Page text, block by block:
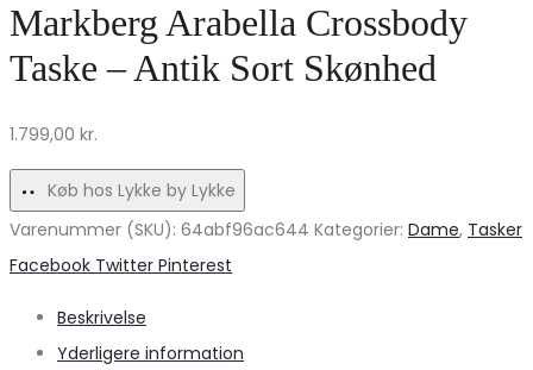
Efteråret
Skuldertaske
på
Markberg Arabella Crossbody
Taske – Antik Sort Skønhed
1.799,00 kr.
Køb hos Lykke by Lykke
Varenummer (SKU): 64abf96ac644 Kategorier: Dame, Tasker
Share
Facebook Twitter Pinterest
Beskrivelse
Yderligere information